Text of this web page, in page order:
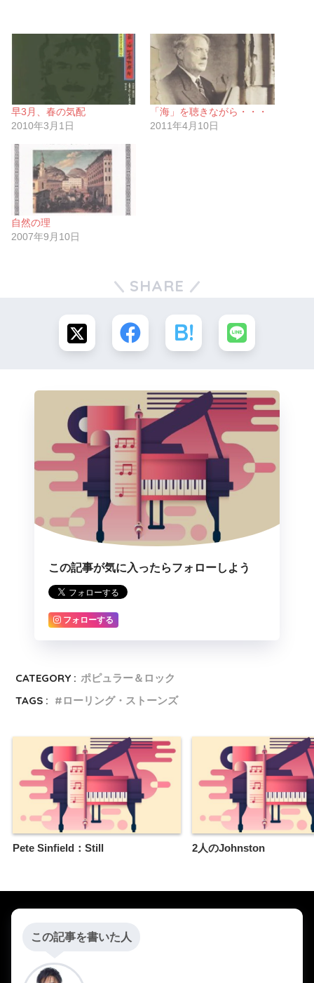
早3月、春の気配
2010年3月1日
「海」を聴きながら・・・
2011年4月10日
自然の理
2007年9月10日
SHARE
この記事が気に入ったらフォローしよう
フォローする
CATEGORY : ポピュラー＆ロック
TAGS :
ローリング・ストーンズ
Pete Sinfield：Still 2人のJohnston
この記事を書いた人